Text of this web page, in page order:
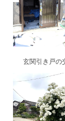
玄関引き戸の